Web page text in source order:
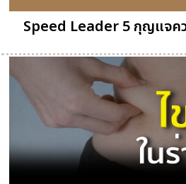
Speed Leader 5 กุญแจค